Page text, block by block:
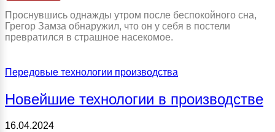
Проснувшись однажды утром после беспокойного сна,
Грегор Замза обнаружил, что он у себя в постели
превратился в страшное насекомое.
Передовые технологии производства
Новейшие технологии в производстве
16.04.2024